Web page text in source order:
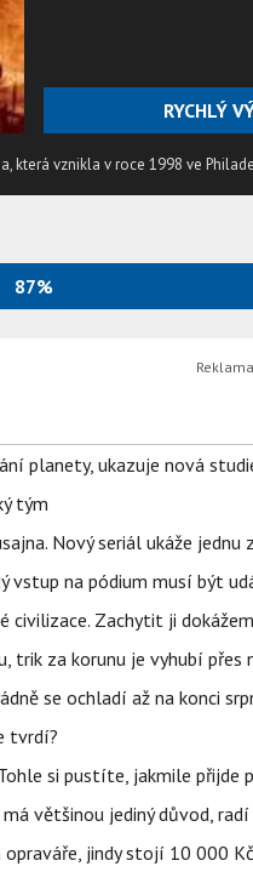
RYCHLÝ
která vznikla v roce 1998 ve
87%
planety, ukazuje nová
tým
Nový seriál ukáže
vstup na pódium musí být
civilizace. Zachytit ji
trik za korunu je vyhubí přes
se ochladí až na konci
tvrdí?
si pustíte, jakmile přijde
většinou jediný důvod,
jindy stojí 10 000